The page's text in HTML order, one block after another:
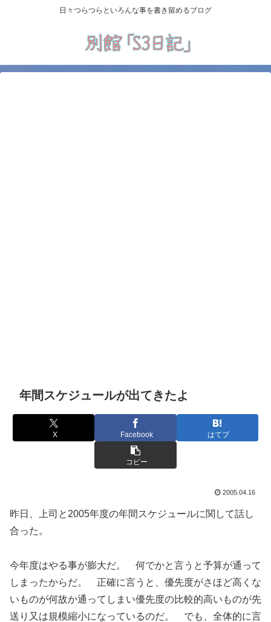
日々つらつらといろんな事を書き留めるブログ
年間スケジュールが出てきたよ
X Facebook はてブ
コピー
2005.04.16
昨日、上司と2005年度の年間スケジュールに関して話し
合った。
今年度はやる事が膨大だ。 何でかと言うと予算が通って
しまったからだ。 正確に言うと、優先度がさほど高くな
いものが何故か通ってしまい優先度の比較的高いものが先
送り又は規模縮小になっているのだ。 でも、全体的に言